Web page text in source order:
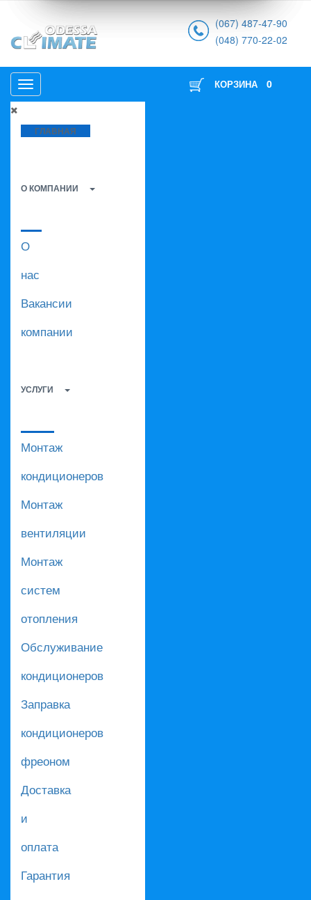
(067) 487-47-90
(048) 770-22-02
ГЛАВНАЯ
О КОМПАНИИ
О
нас
Вакансии
компании
УСЛУГИ
Монтаж
кондиционеров
Монтаж
вентиляции
Монтаж
систем
отопления
Обслуживание
кондиционеров
Заправка
кондиционеров
фреоном
Доставка
и
оплата
Гарантия
КОРЗИНА 0